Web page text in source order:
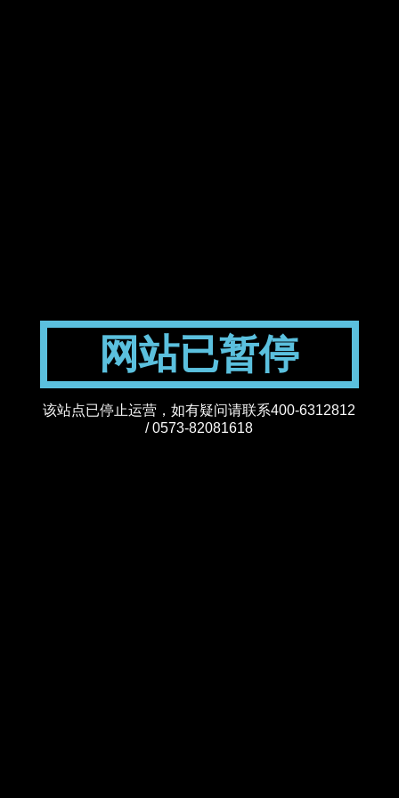
网站已暂停
该站点已停止运营，如有疑问请联系400-6312812
/ 0573-82081618